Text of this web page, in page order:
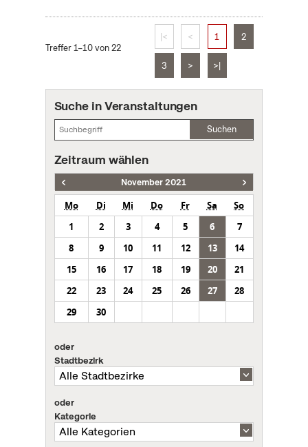
Treffer 1–10 von 22
|< < 1 2
3 > >|
Suche in Veranstaltungen
Suchen
Zeitraum wählen
November 2021
Mo Di Mi Do Fr Sa
So
1
2 3 4 5 6
7
8
9 10 11 12 13
14
15
16 17 18 19 20
21
22
23 24 25 26 27
28
29
30
oder
Stadtbezirk
oder
Kategorie